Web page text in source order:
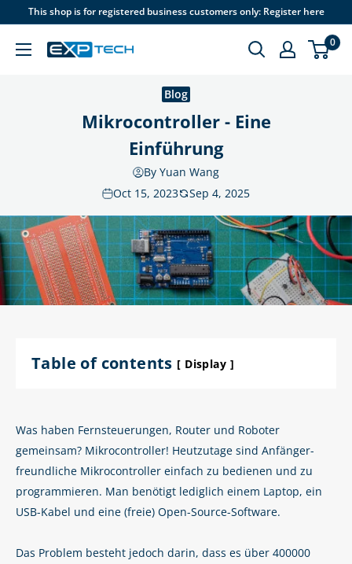
to
content
This shop is for registered business customers only: Register here
EXP
0
Blog
Mikrocontroller - Eine
Einführung
By Yuan Wang
Oct 15, 2023
Sep 4, 2025
Was haben Fernsteuerungen, Router und Roboter
gemeinsam? Mikrocontroller! Heutzutage sind Anfänger-
freundliche Mikrocontroller einfach zu bedienen und zu
programmieren. Man benötigt lediglich einem Laptop, ein
USB-Kabel und eine (freie) Open-Source-Software.
Das Problem besteht jedoch darin, dass es über 400000
Table of contents Display